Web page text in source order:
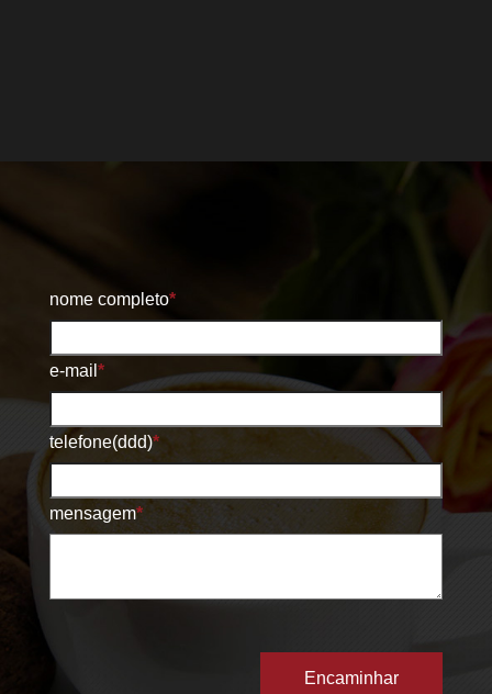
nome completo*
e-mail *
telefone(ddd)*
mensagem*